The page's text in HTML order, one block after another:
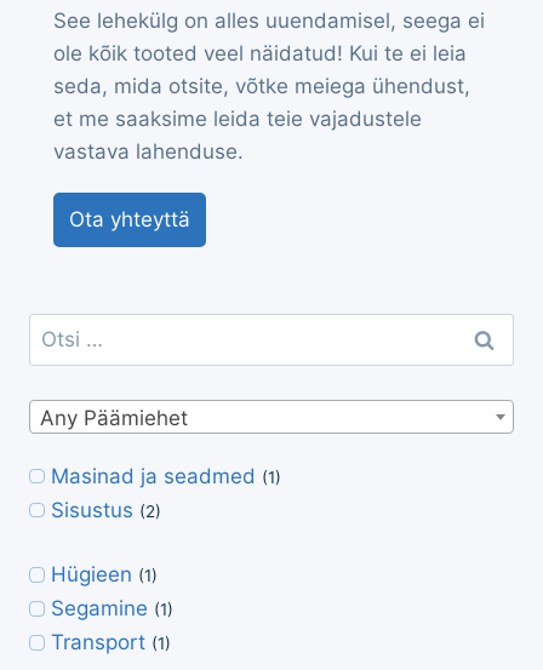
See lehekülg on alles uuendamisel, seega ei
ole kõik tooted veel näidatud! Kui te ei leia
seda, mida otsite, võtke meiega ühendust,
et me saaksime leida teie vajadustele
vastava lahenduse.
Ota yhteyttä
Otsi:
Any Päämiehet
Masinad ja seadmed (1)
Sisustus (2)
Hügieen (1)
Segamine (1)
Transport (1)